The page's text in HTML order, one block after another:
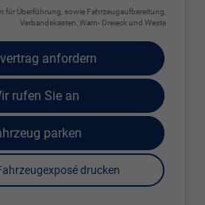
für Überführung, sowie Fahrzeugaufbereitung,
Verbandskasten, Warn- Dreieck und Weste
anfordern
rufen Sie an
parken
drucken